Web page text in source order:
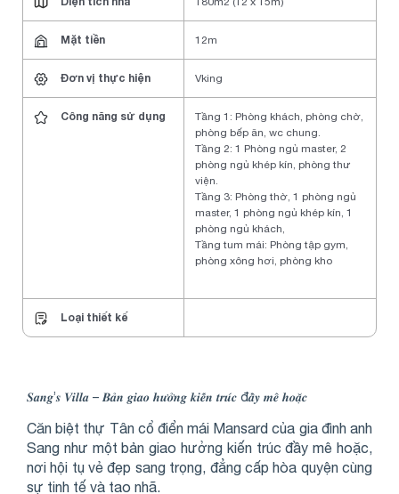
Mặt tiền 12m
Đơn vị thực hiện Vking
Công năng sử dụng
Tầng 1: Phòng khách, phòng chờ,
phòng bếp ăn, wc chung.
Tầng 2: 1 Phòng ngủ master, 2
phòng ngủ khép kín, phòng thư
viện.
Tầng 3: Phòng thờ, 1 phòng ngủ
master, 1 phòng ngủ khép kín, 1
phòng ngủ khách,
Tầng tum mái: Phòng tập gym,
phòng xông hơi, phòng kho
Loại thiết kế
𝑺𝒂𝒏𝒈’𝒔 𝑽𝒊𝒍𝒍𝒂 – 𝑩𝒂̉𝒏 𝒈𝒊𝒂𝒐 𝒉𝒖̛𝒐̛̉𝒏𝒈 𝒌𝒊𝒆̂́𝒏 𝒕𝒓𝒖́𝒄 đ𝒂̂̀𝒚 𝒎𝒆̂ 𝒉𝒐𝒂̣̆𝒄
Căn biệt thự Tân cổ điển mái Mansard của gia đình anh
Sang như một bản giao hưởng kiến trúc đầy mê hoặc,
nơi hội tụ vẻ đẹp sang trọng, đẳng cấp hòa quyện cùng
sự tinh tế và tao nhã.